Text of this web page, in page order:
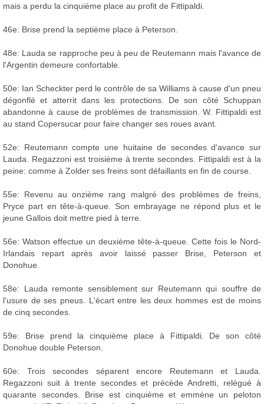
mais a perdu la cinquième place au profit de Fittipaldi.
46e: Brise prend la septième place à Peterson.
48e: Lauda se rapproche peu à peu de Reutemann mais l'avance de
l'Argentin demeure confortable.
50e: Ian Scheckter perd le contrôle de sa Williams à cause d'un pneu
dégonflé et atterrit dans les protections. De son côté Schuppan
abandonne à cause de problèmes de transmission. W. Fittipaldi est
au stand Copersucar pour faire changer ses roues avant.
52e: Reutemann compte une huitaine de secondes d'avance sur
Lauda. Regazzoni est troisième à trente secondes. Fittipaldi est à la
peine: comme à Zolder ses freins sont défaillants en fin de course.
55e: Revenu au onzième rang malgré des problèmes de freins,
Pryce part en tête-à-queue. Son embrayage ne répond plus et le
jeune Gallois doit mettre pied à terre.
56e: Watson effectue un deuxième tête-à-queue. Cette fois le Nord-
Irlandais repart après avoir laissé passer Brise, Peterson et
Donohue.
58e: Lauda remonte sensiblement sur Reutemann qui souffre de
l'usure de ses pneus. L'écart entre les deux hommes est de moins
de cinq secondes.
59e: Brise prend la cinquième place à Fittipaldi. De son côté
Donohue double Peterson.
60e: Trois secondes séparent encore Reutemann et Lauda.
Regazzoni suit à trente secondes et précède Andretti, relégué à
quarante secondes. Brise est cinquième et emmène un peloton